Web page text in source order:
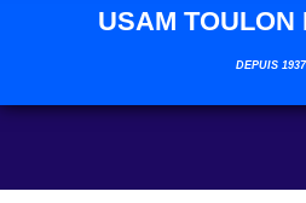
USAM TOULON
DEPUIS 1937